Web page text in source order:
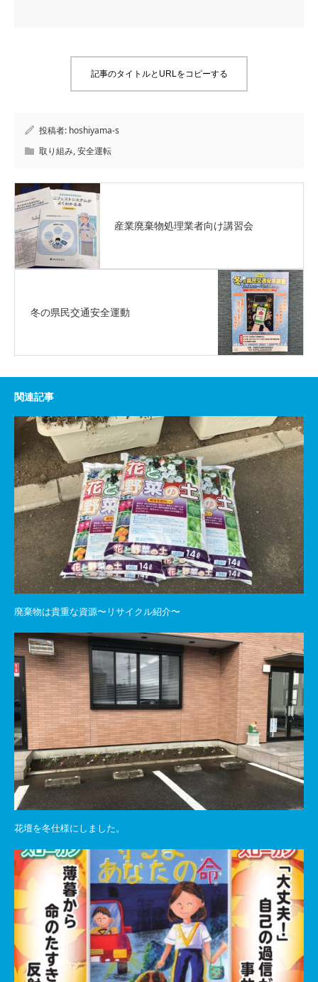
記事のタイトルとURLをコピーする
投稿者: hoshiyama-s
取り組み,安全運転
産業廃棄物処理業者向け講習会
冬の県民交通安全運動
関連記事
廃棄物は貴重な資源〜リサイクル紹介〜
花壇を冬仕様にしました。